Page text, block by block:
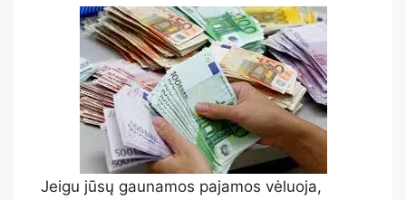
Jeigu jūsų gaunamos pajamos vėluoja,